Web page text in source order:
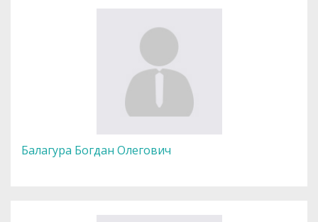
Балагура Богдан Олегович